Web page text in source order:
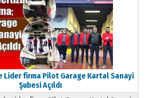
Lider firma Pilot Garage Kartal Sanayi
Şubesi Açıldı